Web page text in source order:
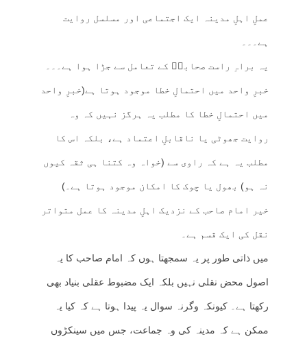
عملِ اہلِ مدینہ ایک اجتماعی اور مسلسل روایت
ہے۔۔۔
یہ براہِ راست صحابہؓ کے تعامل سے جڑا ہوا ہے۔۔۔
خبرِ واحد میں احتمالِ خطا موجود ہوتا ہے(خبرِ واحد
میں احتمالِ خطا کا مطلب یہ ہرگز نہیں کہ وہ
روایت جھوٹی یا ناقابلِ اعتماد ہے، بلکہ اس کا
مطلب یہ ہے کہ راوی سے (خواہ وہ کتنا ہی ثقہ کیوں
نہ ہو) بھول یا چوک کا امکان موجود ہوتا ہے۔)
خیر امام صاحب کے نزدیک اہلِ مدینہ کا عمل متواتر
نقل کی ایک قسم ہے۔
میں ذاتی طور پر یہ سمجھتا ہوں کہ امام صاحب کا یہ
اصول محض نقلی نہیں بلکہ ایک مضبوط عقلی بنیاد بھی
رکھتا ہے۔ کیونکہ وگرنہ سوال یہ پیدا ہوتا ہے کہ کیا یہ
ممکن ہے کہ مدینہ کی وہ جماعت، جس میں سینکڑوں